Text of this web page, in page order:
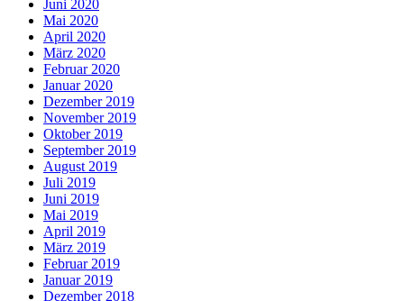
Juni 2020
Mai 2020
April 2020
März 2020
Februar 2020
Januar 2020
Dezember 2019
November 2019
Oktober 2019
September 2019
August 2019
Juli 2019
Juni 2019
Mai 2019
April 2019
März 2019
Februar 2019
Januar 2019
Dezember 2018